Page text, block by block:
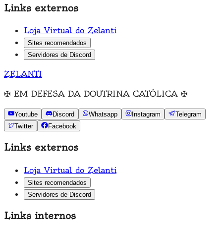
Links externos
Loja Virtual do Zelanti
Sites recomendados
Servidores de Discord
ZELANTI
✠ EM DEFESA DA DOUTRINA CATÓLICA✠
Youtube Discord Whatsapp Instagram
Telegram
Twitter
Facebook
Links externos
Loja Virtual do Zelanti
Sites recomendados
Servidores de Discord
Links internos